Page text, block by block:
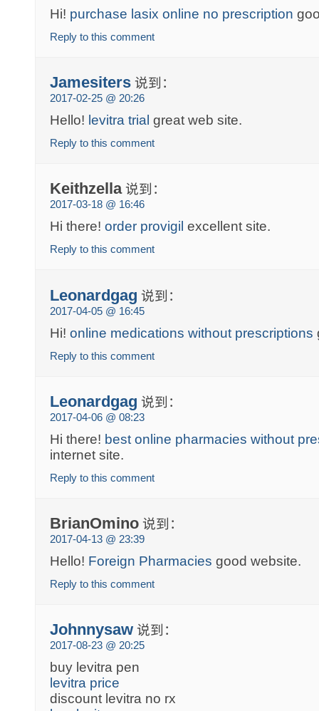
Hi! purchase lasix online no prescription
Reply to this comment
Jamesiters 说到：
2017-02-25 @ 20:26
Hello! levitra trial great web site.
Reply to this comment
Keithzella 说到：
2017-03-18 @ 16:46
Hi there!order provigil excellent site.
Reply to this comment
Leonardgag 说到：
2017-04-05 @ 16:45
Hi!online medications without prescriptions
Reply to this comment
Leonardgag 说到：
2017-04-06 @ 08:23
Hi there! best online pharmacies without
internet site.
Reply to this comment
BrianOmino 说到：
2017-04-13 @ 23:39
Hello! Foreign Pharmacies good website.
Reply to this comment
Johnnysaw 说到：
2017-08-23 @ 20:25
buy levitra pen
levitra price
discount levitra no rx